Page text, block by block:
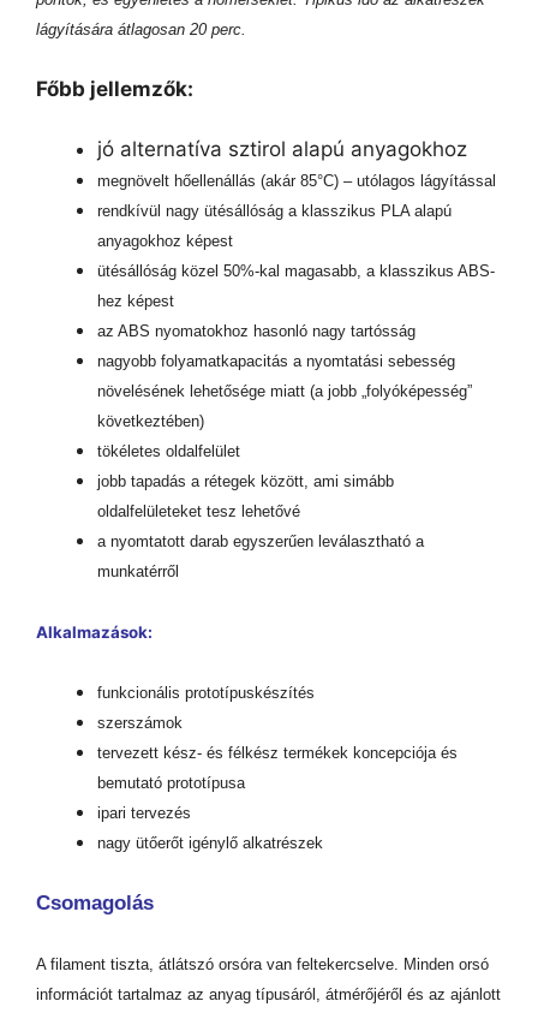
lágyítására átlagosan 20 perc.
Főbb jellemzők:
jó alternatíva sztirol alapú anyagokhoz
megnövelt hőellenállás (akár 85°C) – utólagos lágyítással
rendkívül nagy ütésállóság a klasszikus PLA alapú
anyagokhoz képest
ütésállóság közel 50%-kal magasabb, a klasszikus ABS-
hez képest
az ABS nyomatokhoz hasonló nagy tartósság
nagyobb folyamatkapacitás a nyomtatási sebesség
növelésének lehetősége miatt (a jobb „folyóképesség”
következtében)
tökéletes oldalfelület
jobb tapadás a rétegek között, ami simább
oldalfelületeket tesz lehetővé
a nyomtatott darab egyszerűen leválasztható a
munkatérről
Alkalmazások:
funkcionális prototípuskészítés
szerszámok
tervezett kész- és félkész termékek koncepciója és
bemutató prototípusa
ipari tervezés
nagy ütőerőt igénylő alkatrészek
Csomagolás
A filament tiszta, átlátszó orsóra van feltekercselve. Minden orsó
információt tartalmaz az anyag típusáról, átmérőjéről és az ajánlott